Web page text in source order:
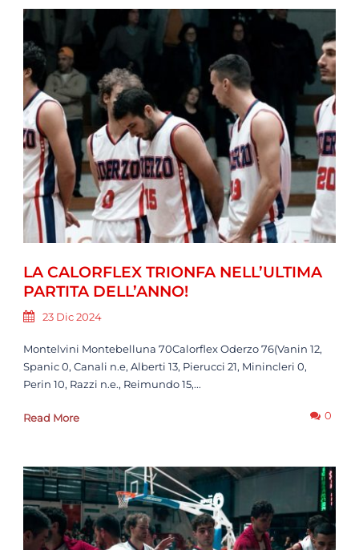
LA CALORFLEX TRIONFA NELL’ULTIMA
PARTITA DELL’ANNO!
23 Dic 2024
Montelvini Montebelluna 70Calorflex Oderzo 76(Vanin 12,
Spanic 0, Canali n.e, Alberti 13, Pierucci 21, Minincleri 0,
Perin 10, Razzi n.e., Reimundo 15,...
Read More 0